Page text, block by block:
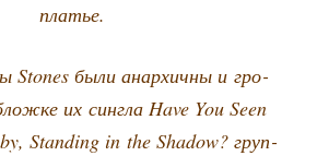
платье.
Stones были анар­хич­ны и гро­
их сингла Have You Seen
Standing in the Shadow? груп­